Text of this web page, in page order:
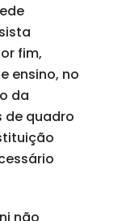
fim,
ensino, no
da
de quadro